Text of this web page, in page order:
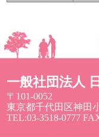
一般社団法人
〒101-0052
東京都千代田区神田
TEL:03-3518-0777